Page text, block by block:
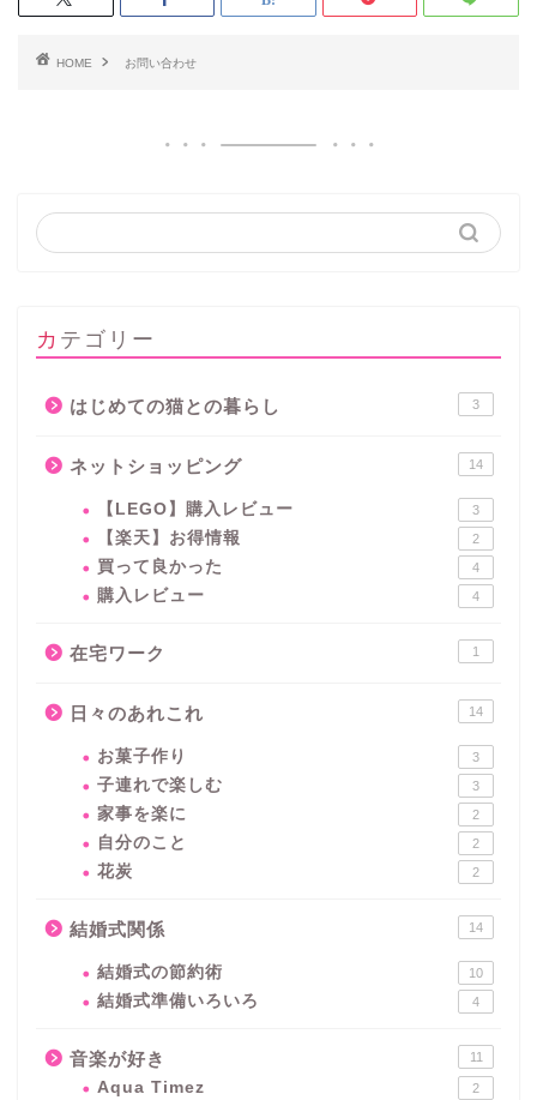
HOME お問い合わせ
カテゴリー
はじめての猫との暮らし 3
ネットショッピング 14
【LEGO】購入レビュー 3
【楽天】お得情報 2
買って良かった 4
購入レビュー 4
在宅ワーク 1
日々のあれこれ 14
お菓子作り 3
子連れで楽しむ 3
家事を楽に 2
自分のこと 2
花炭 2
結婚式関係 14
結婚式の節約術 10
結婚式準備いろいろ 4
音楽が好き 11
Aqua Timez 2